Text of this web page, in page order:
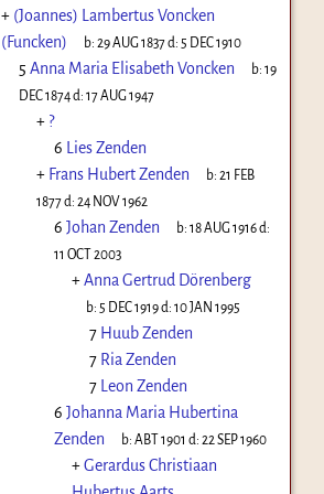
+ (Joannes) Lambertus Voncken
(Funcken)
b:29 AUG 1837d: 5 DEC 1910
5 Anna Maria Elisabeth Voncken b:19
DEC 1874d: 17 AUG 1947
+ ?
6 Lies Zenden
+ Frans Hubert Zenden b:21 FEB
1877d: 24 NOV 1962
6 Johan Zenden b:18 AUG 1916d:
11 OCT 2003
+Anna Gertrud Dörenberg
b: 5 DEC 1919d:10 JAN 1995
7 Huub Zenden
7 Ria Zenden
7 Leon Zenden
6 Johanna Maria Hubertina
Zenden
b:ABT 1901 d:22 SEP 1960
+Gerardus Christiaan